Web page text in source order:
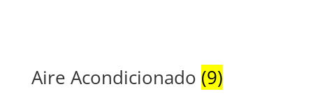
Aire Acondicionado (9)